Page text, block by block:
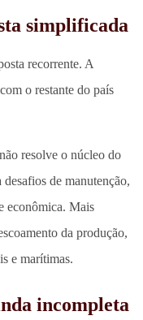
simplificada
recorrente. A
o restante do país
resolve o núcleo do
de manutenção,
econômica. Mais
da produção,
e marítimas.
incompleta